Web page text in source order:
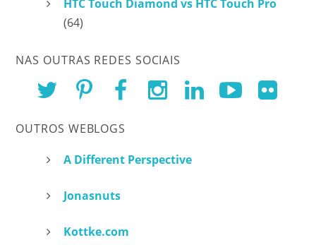
HTC Touch Diamond vs HTC Touch Pro
(64)
NAS OUTRAS REDES SOCIAIS
OUTROS WEBLOGS
A Different Perspective
Jonasnuts
Kottke.com